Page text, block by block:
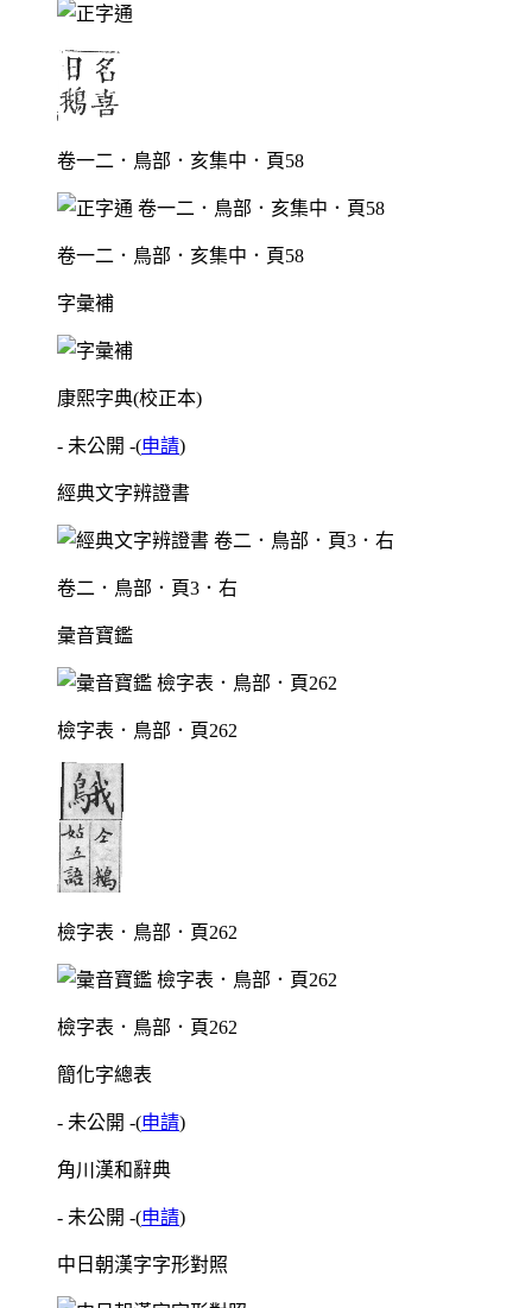
卷一二．鳥部．亥集中．頁58
卷一二．鳥部．亥集中．頁58
字彙補
康熙字典(校正本)
- 未公開 -(申請)
經典文字辨證書
卷二．鳥部．頁3．右
彙音寶鑑
檢字表．鳥部．頁262
檢字表．鳥部．頁262
檢字表．鳥部．頁262
簡化字總表
- 未公開 -(申請)
角川漢和辭典
- 未公開 -(申請)
中日朝漢字字形對照